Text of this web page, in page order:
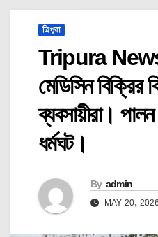
ত্রিপুরা
Tripura
মেডিসিন বিক্রির
ব্যবসায়ীরা।
ধর্মঘট।
By admin
MAY 20, 2026